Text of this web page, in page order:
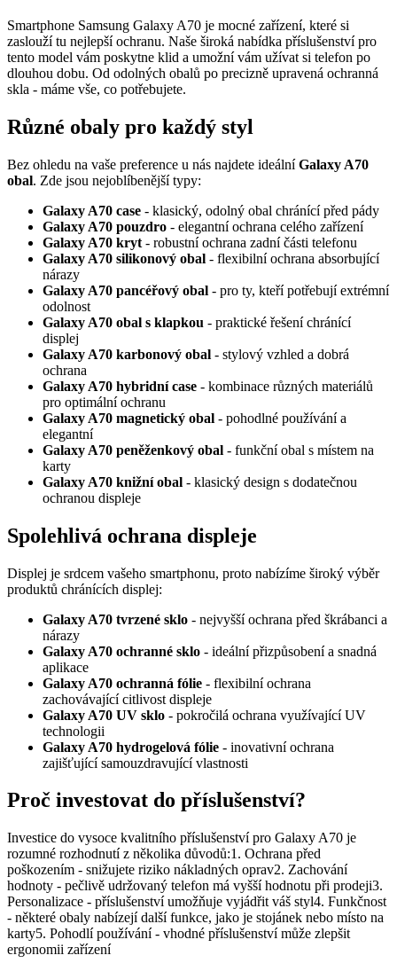
Smartphone Samsung Galaxy A70 je mocné zařízení, které si
zaslouží tu nejlepší ochranu. Naše široká nabídka příslušenství pro
tento model vám poskytne klid a umožní vám užívat si telefon po
dlouhou dobu. Od odolných obalů po precizně upravená ochranná
skla - máme vše, co potřebujete.
Různé obaly pro každý styl
Bez ohledu na vaše preference u nás najdete ideálníGalaxy A70
obal. Zde jsou nejoblíbenější typy:
Galaxy A70 case - klasický, odolný obal chránící před pády
Galaxy A70 pouzdro - elegantní ochrana celého zařízení
Galaxy A70 kryt - robustní ochrana zadní části telefonu
Galaxy A70 silikonový obal - flexibilní ochrana absorbující
nárazy
Galaxy A70 pancéřový obal - pro ty, kteří potřebují extrémní
odolnost
Galaxy A70 obal s klapkou - praktické řešení chránící
displej
Galaxy A70 karbonový obal - stylový vzhled a dobrá
ochrana
Galaxy A70 hybridní case - kombinace různých materiálů
pro optimální ochranu
Galaxy A70 magnetický obal - pohodlné používání a
elegantní
Galaxy A70 peněženkový obal - funkční obal s místem na
karty
Galaxy A70 knižní obal - klasický design s dodatečnou
ochranou displeje
Spolehlivá ochrana displeje
Displej je srdcem vašeho smartphonu, proto nabízíme široký výběr
produktů chránících displej:
Galaxy A70 tvrzené sklo - nejvyšší ochrana před škrábanci a
nárazy
Galaxy A70 ochranné sklo - ideální přizpůsobení a snadná
aplikace
Galaxy A70 ochranná fólie - flexibilní ochrana
zachovávající citlivost displeje
Galaxy A70 UV sklo - pokročilá ochrana využívající UV
technologii
Galaxy A70 hydrogelová fólie - inovativní ochrana
zajišťující samouzdravující vlastnosti
Proč investovat do příslušenství?
Investice do vysoce kvalitního příslušenství pro Galaxy A70 je
rozumné rozhodnutí z několika důvodů:1. Ochrana před
poškozením - snižujete riziko nákladných oprav2. Zachování
hodnoty - pečlivě udržovaný telefon má vyšší hodnotu při prodeji3.
Personalizace - příslušenství umožňuje vyjádřit váš styl4. Funkčnost
- některé obaly nabízejí další funkce, jako je stojánek nebo místo na
karty5. Pohodlí používání - vhodné příslušenství může zlepšit
ergonomii zařízení